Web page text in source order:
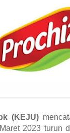
(KEJU)
2023 turun